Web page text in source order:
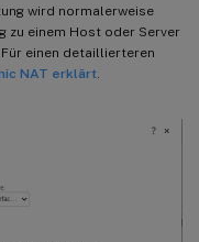
wird normalerweise
zu einem Host oder Server
einen detaillierteren
NAT erklärt.